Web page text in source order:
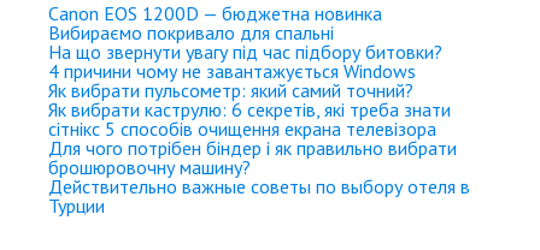
Canon EOS 1200D — бюджетна новинка
Вибираємо покривало для спальні
На що звернути увагу під час підбору битовки?
4 причини чому не завантажується Windows
Як вибрати пульсометр: який самий точний?
Як вибрати каструлю: 6 секретів, які треба знати
сітнікс 5 способів очищення екрана телевізора
Для чого потрібен біндер і як правильно вибрати
брошюровочну машину?
Действительно важные советы по выбору отеля в
Турции